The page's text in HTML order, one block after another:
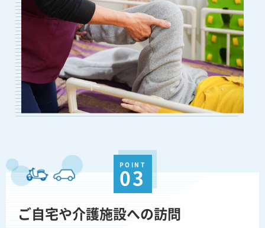
POINT
03
ご自宅や介護施設への訪問